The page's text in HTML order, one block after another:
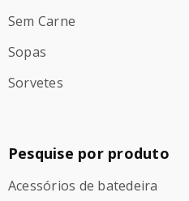
Sem Carne
Sopas
Sorvetes
Pesquise por produto
Acessórios de batedeira